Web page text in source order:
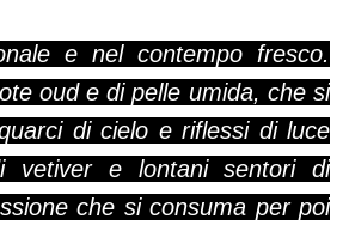
e nel contempo fresco.
oud e di pelle umida, che si
di cielo e riflessi di luce
vetiver e lontani sentori di
che si consuma per poi